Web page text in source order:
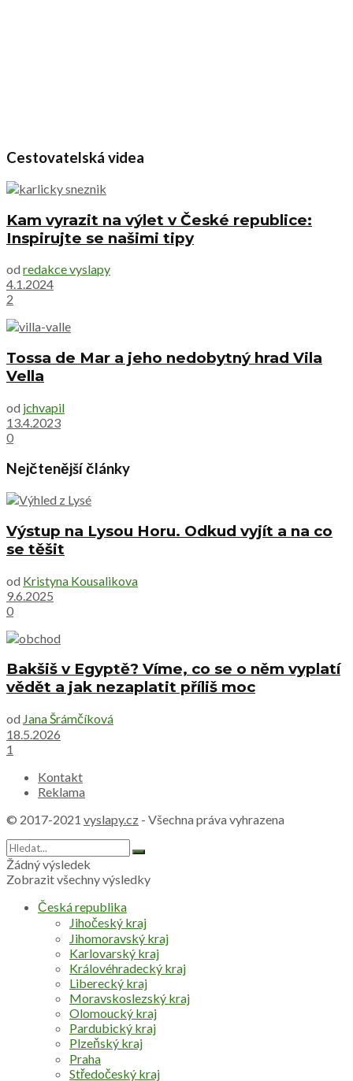
Cestovatelská videa
Kam vyrazit na výlet v České republice:
Inspirujte se našimi tipy
od redakce vyslapy
4.1.2024
2
Tossa de Mar a jeho nedobytný hrad Vila
Vella
od jchvapil
13.4.2023
0
Nejčtenější články
Výstup na Lysou Horu. Odkud vyjít a na co
se těšit
od Kristyna Kousalikova
9.6.2025
0
Bakšiš v Egyptě? Víme, co se o něm vyplatí
vědět a jak nezaplatit příliš moc
od Jana Šrámčíková
18.5.2026
1
Kontakt
Reklama
© 2017-2021 vyslapy.cz - Všechna práva vyhrazena
Žádný výsledek
Zobrazit všechny výsledky
Česká republika
Jihočeský kraj
Jihomoravský kraj
Karlovarský kraj
Královéhradecký kraj
Liberecký kraj
Moravskoslezský kraj
Olomoucký kraj
Pardubický kraj
Plzeňský kraj
Praha
Středočeský kraj